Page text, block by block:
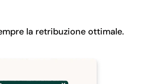
la retribuzione ottimale.